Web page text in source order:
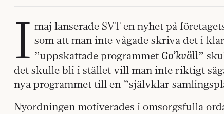
I maj lanserade SVT en nyhet på
som att man inte vågade skriva det i
”uppskattade programmet Go’kväll”
det skulle bli i stället vill man inte riktigt
nya programmet till en ”självklar
Nyordningen motiverades i omsorgsfulla